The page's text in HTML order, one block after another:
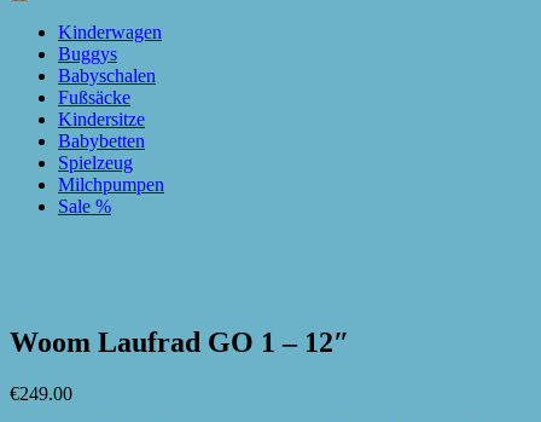
Kinderwagen
Buggys
Babyschalen
Fußsäcke
Kindersitze
Babybetten
Spielzeug
Milchpumpen
Sale %
Woom Laufrad GO 1 – 12″
€249.00